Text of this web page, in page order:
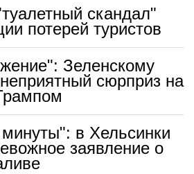
скандал"
потерей туристов
Зеленскому
сюрприз на
в Хельсинки
заявление о